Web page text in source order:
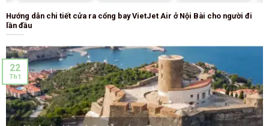
Hướng dẫn chi tiết cửa ra cổng bay VietJet Air ở Nội Bài cho người đi
lần đầu
22
Th1